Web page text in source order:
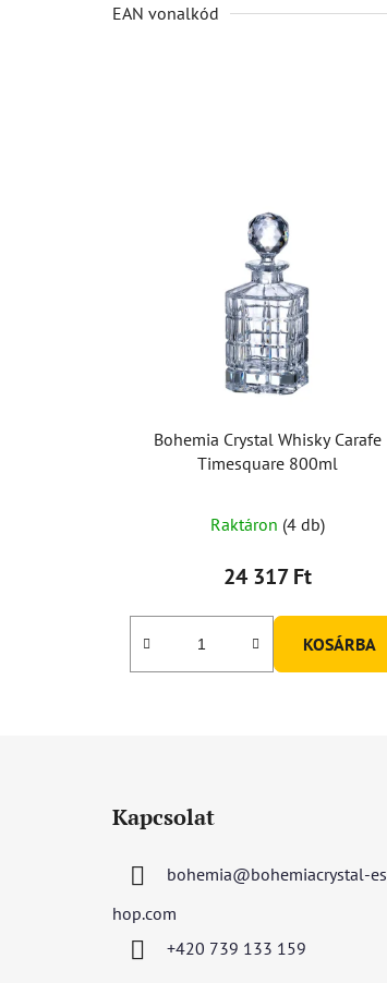
EAN vonalkód
Bohemia Crystal Whisky Carafe
Timesquare 800ml
Raktáron (4 db)
24 317 Ft
KOSÁRBA
Kapcsolat
bohemia@bohemiacrystal-es
hop.com
+420 739 133 159